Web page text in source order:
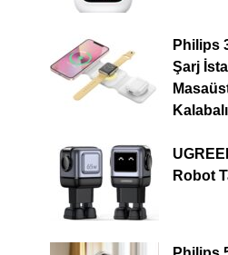
Philips
Şarj
Robot